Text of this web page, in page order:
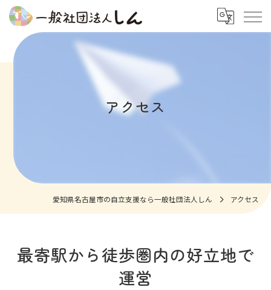
アクセス
愛知県名古屋市の自立支援なら一般社団法人しん アクセス
最寄駅から徒歩圏内の好立地で
運営